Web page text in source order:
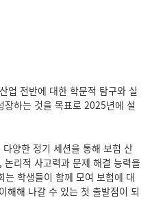
업 전반에 대한 학문적 탐구와 실
하는 것을 목표로 2025년에 설
양한 정기 세션을 통해 보험 산
리적 사고력과 문제 해결 능력을
는 학생들이 함께 모여 보험에 대
해해 나갈 수 있는 첫 출발점이 되